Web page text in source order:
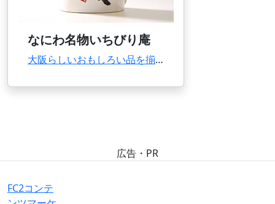
なにわ名物いちびり庵
大阪らしいおもしろい品を揃えたみやげ物店。難波駅に近く、観光したあと立ち寄るのにピッタリ。...
広告・PR
FC2コンテ